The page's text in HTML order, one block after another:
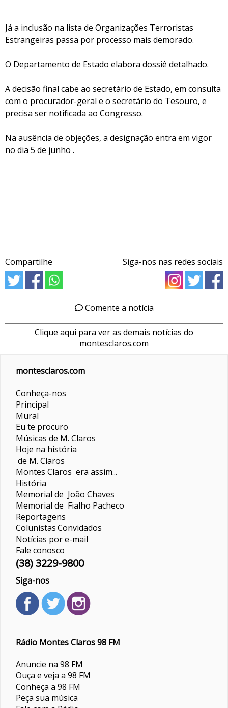
Já a inclusão na lista de Organizações Terroristas
Estrangeiras passa por processo mais demorado.
O Departamento de Estado elabora dossiê detalhado.
A decisão final cabe ao secretário de Estado, em consulta
com o procurador-geral e o secretário do Tesouro, e
precisa ser notificada ao Congresso.
Na ausência de objeções, a designação entra em vigor
no dia 5 de junho .
Compartilhe Siga-nos nas redes sociais
Comente a notícia
Clique aqui para ver as demais notícias do
montesclaros.com
montesclaros.com
Conheça-nos
Principal
Mural
Eu te procuro
Músicas de M. Claros
Hoje na história
de M. Claros
Montes Claros era assim...
História
Memorial de João Chaves
Memorial de Fialho Pacheco
Reportagens
ColunistasConvidados
Notícias por e-mail
Fale conosco
(38) 3229-9800
Siga-nos
Rádio Montes Claros 98 FM
Anuncie na 98 FM
Ouça e veja a 98 FM
Conheça a 98 FM
Peça sua música